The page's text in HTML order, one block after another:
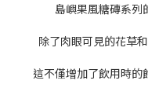
島嶼果風糖磚系列
除了肉眼可見的花草
這不僅增加了飲用時的